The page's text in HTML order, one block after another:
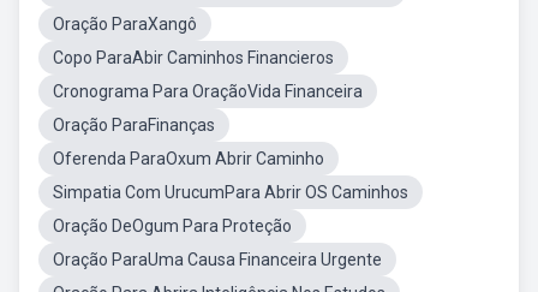
Oração ParaXangô
Copo ParaAbir Caminhos Financieros
Cronograma Para OraçãoVida Financeira
Oração ParaFinanças
Oferenda ParaOxum Abrir Caminho
Simpatia Com UrucumPara Abrir OS Caminhos
Oração DeOgum Para Proteção
Oração ParaUma Causa Financeira Urgente